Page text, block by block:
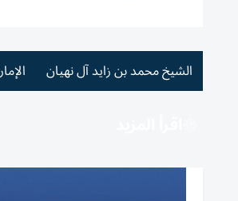
الشيخ محمد بن زايد آل نهيان